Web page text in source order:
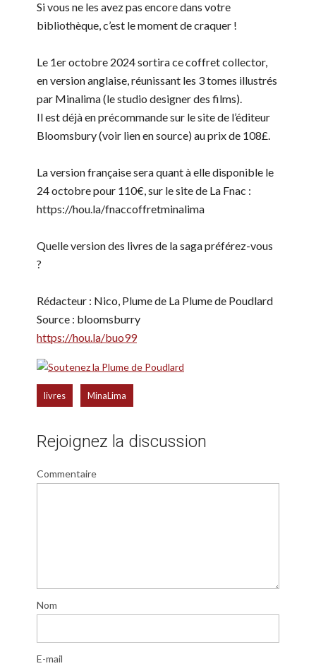
Si vous ne les avez pas encore dans votre
bibliothèque, c’est le moment de craquer !
Le 1er octobre 2024 sortira ce coffret collector,
en version anglaise, réunissant les 3 tomes illustrés
par Minalima (le studio designer des films).
Il est déjà en précommande sur le site de l’éditeur
Bloomsbury (voir lien en source) au prix de 108£.
La version française sera quant à elle disponible le
24 octobre pour 110€, sur le site de La Fnac :
https://hou.la/fnaccoffretminalima
Quelle version des livres de la saga préférez-vous
?
Rédacteur : Nico, Plume de La Plume de Poudlard
Source : bloomsburry
https://hou.la/buo99
livres MinaLima
Rejoignez la discussion
Commentaire
Nom
E-mail